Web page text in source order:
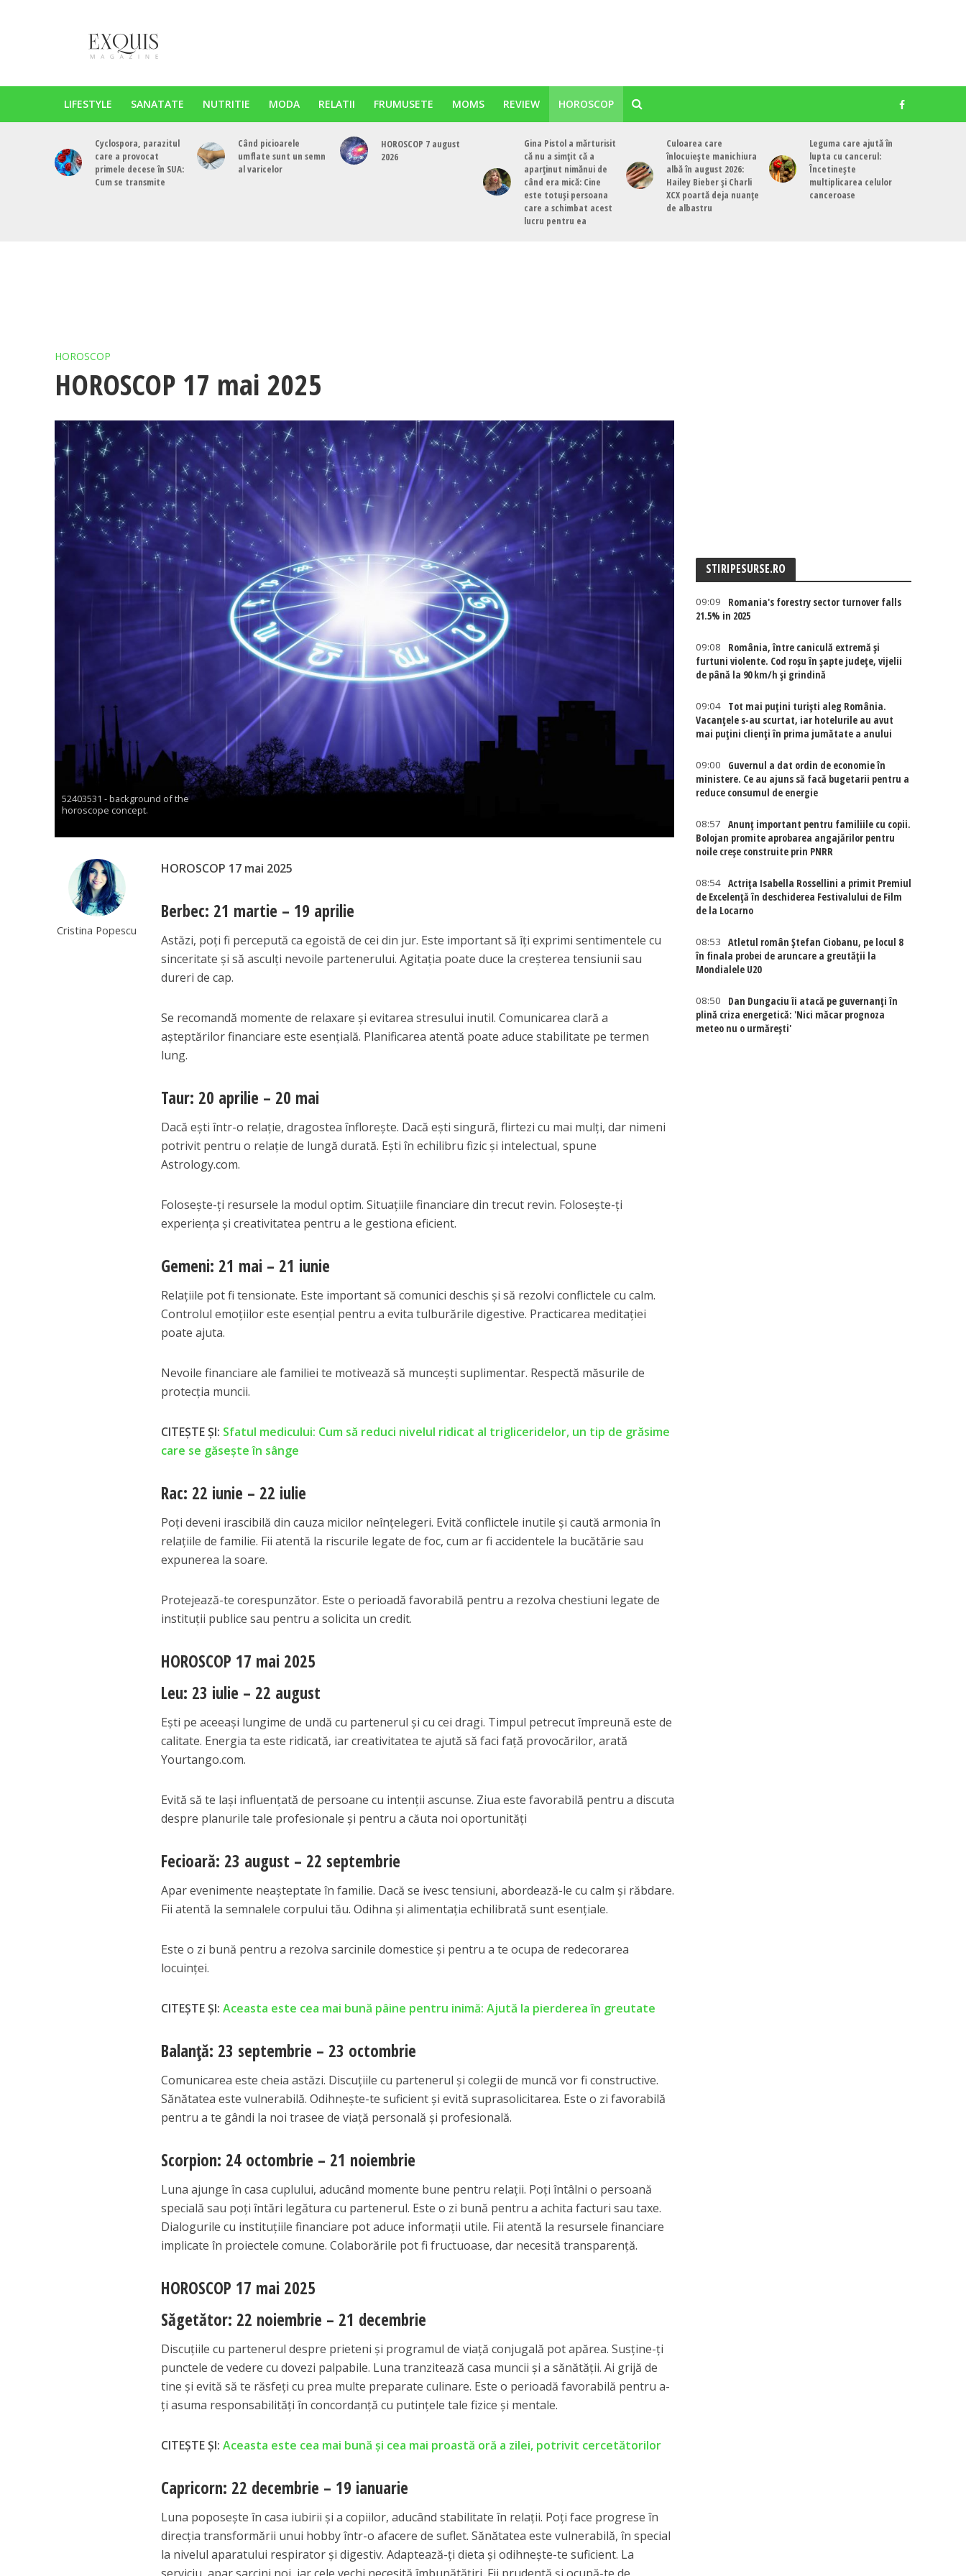
LIFESTYLE SANATATE NUTRITIE MODA RELATII FRUMUSETE MOMS REVIEW HOROSCOP
Cyclospora, parazitul
care a provocat
primele decese în SUA:
Cum se transmite
Când picioarele
umflate sunt un semn
al varicelor
HOROSCOP 7 august
2026
Gina Pistol a mărturisit
că nu a simțit că a
aparținut nimănui de
când era mică: Cine
este totuși persoana
care a schimbat acest
lucru pentru ea
Culoarea care
înlocuiește manichiura
albă în august 2026:
Hailey Bieber și Charli
XCX poartă deja nuanțe
de albastru
Leguma care ajută în
lupta cu cancerul:
Încetinește
multiplicarea celulor
canceroase
HOROSCOP
HOROSCOP 17 mai 2025
52403531 - background of the
horoscope concept.
Cristina Popescu
HOROSCOP 17 mai 2025
Berbec: 21 martie – 19 aprilie
Astăzi, poți fi percepută ca egoistă de cei din jur. Este important să îți exprimi sentimentele cu
sinceritate și să asculți nevoile partenerului. Agitația poate duce la creșterea tensiunii sau
dureri de cap.
Se recomandă momente de relaxare și evitarea stresului inutil. Comunicarea clară a
așteptărilor financiare este esențială. Planificarea atentă poate aduce stabilitate pe termen
lung.
Taur: 20 aprilie – 20 mai
Dacă ești într-o relație, dragostea înflorește. Dacă ești singură, flirtezi cu mai mulți, dar nimeni
potrivit pentru o relație de lungă durată. Ești în echilibru fizic și intelectual, spune
Astrology.com.
Folosește-ți resursele la modul optim. Situațiile financiare din trecut revin. Folosește-ți
experiența și creativitatea pentru a le gestiona eficient.
Gemeni: 21 mai – 21 iunie
Relațiile pot fi tensionate. Este important să comunici deschis și să rezolvi conflictele cu calm.
Controlul emoțiilor este esențial pentru a evita tulburările digestive. Practicarea meditației
poate ajuta.
Nevoile financiare ale familiei te motivează să muncești suplimentar. Respectă măsurile de
protecția muncii.
CITEȘTE ȘI: Sfatul medicului: Cum să reduci nivelul ridicat al trigliceridelor, un tip de grăsime
care se găsește în sânge
Rac: 22 iunie – 22 iulie
Poți deveni irascibilă din cauza micilor neînțelegeri. Evită conflictele inutile și caută armonia în
relațiile de familie. Fii atentă la riscurile legate de foc, cum ar fi accidentele la bucătărie sau
expunerea la soare.
Protejează-te corespunzător. Este o perioadă favorabilă pentru a rezolva chestiuni legate de
instituții publice sau pentru a solicita un credit.
HOROSCOP 17 mai 2025
Leu: 23 iulie – 22 august
Ești pe aceeași lungime de undă cu partenerul și cu cei dragi. Timpul petrecut împreună este de
calitate. Energia ta este ridicată, iar creativitatea te ajută să faci față provocărilor, arată
Yourtango.com.
Evită să te lași influențată de persoane cu intenții ascunse. Ziua este favorabilă pentru a discuta
despre planurile tale profesionale și pentru a căuta noi oportunități
Fecioară: 23 august – 22 septembrie
Apar evenimente neașteptate în familie. Dacă se ivesc tensiuni, abordează-le cu calm și răbdare.
Fii atentă la semnalele corpului tău. Odihna și alimentația echilibrată sunt esențiale.
Este o zi bună pentru a rezolva sarcinile domestice și pentru a te ocupa de redecorarea
locuinței.
CITEȘTE ȘI:Aceasta este cea mai bună pâine pentru inimă: Ajută la pierderea în greutate
Balanță: 23 septembrie – 23 octombrie
Comunicarea este cheia astăzi. Discuțiile cu partenerul și colegii de muncă vor fi constructive.
Sănătatea este vulnerabilă. Odihnește-te suficient și evită suprasolicitarea. Este o zi favorabilă
pentru a te gândi la noi trasee de viață personală și profesională.
Scorpion: 24 octombrie – 21 noiembrie
Luna ajunge în casa cuplului, aducând momente bune pentru relații. Poți întâlni o persoană
specială sau poți întări legătura cu partenerul. Este o zi bună pentru a achita facturi sau taxe.
Dialogurile cu instituțiile financiare pot aduce informații utile. Fii atentă la resursele financiare
implicate în proiectele comune. Colaborările pot fi fructuoase, dar necesită transparență.
HOROSCOP 17 mai 2025
Săgetător: 22 noiembrie – 21 decembrie
Discuțiile cu partenerul despre prieteni și programul de viață conjugală pot apărea. Susține-ți
punctele de vedere cu dovezi palpabile. Luna tranzitează casa muncii și a sănătății. Ai grijă de
tine și evită să te răsfeți cu prea multe preparate culinare. Este o perioadă favorabilă pentru a-
ți asuma responsabilități în concordanță cu putințele tale fizice și mentale.
CITEȘTE ȘI:Aceasta este cea mai bună și cea mai proastă oră a zilei, potrivit cercetătorilor
Capricorn: 22 decembrie – 19 ianuarie
Luna poposește în casa iubirii și a copiilor, aducând stabilitate în relații. Poți face progrese în
direcția transformării unui hobby într-o afacere de suflet. Sănătatea este vulnerabilă, în special
la nivelul aparatului respirator și digestiv. Adaptează-ți dieta și odihnește-te suficient. La
STIRIPESURSE.RO
09:09
Romania's forestry sector turnover falls
21.5% in 2025
09:08
România, între caniculă extremă și
furtuni violente. Cod roșu în șapte județe, vijelii
de până la 90 km/h și grindină
09:04
Tot mai puțini turiști aleg România.
Vacanțele s-au scurtat, iar hotelurile au avut
mai puțini clienți în prima jumătate a anului
09:00
Guvernul a dat ordin de economie în
ministere. Ce au ajuns să facă bugetarii pentru a
reduce consumul de energie
08:57
Anunț important pentru familiile cu copii.
Bolojan promite aprobarea angajărilor pentru
noile creșe construite prin PNRR
08:54 Actriţa Isabella Rossellini a primit Premiul
de Excelenţă în deschiderea Festivalului de Film
de la Locarno
08:53
Atletul român Ștefan Ciobanu, pe locul 8
în finala probei de aruncare a greutății la
Mondialele U20
08:50
Dan Dungaciu îi atacă pe guvernanți în
plină criza energetică: 'Nici măcar prognoza
meteo nu o urmărești'